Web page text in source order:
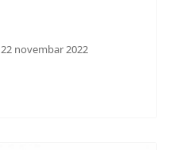
22 novembar 2022